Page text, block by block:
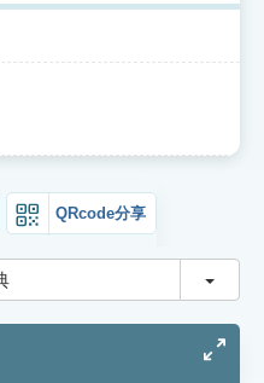
QRcode分享
切換